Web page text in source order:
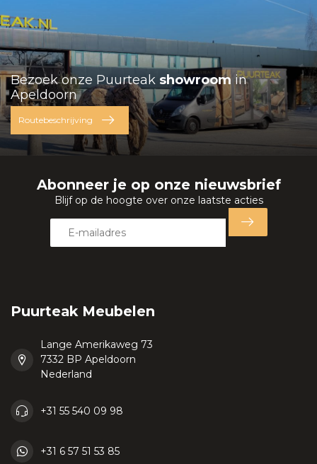
Bezoek onze Puurteak showroom in
Apeldoorn
Routebeschrijving
Abonneer je op onze nieuwsbrief
Blijf op de hoogte over onze laatste acties
Puurteak Meubelen
Lange Amerikaweg 73
7332 BP Apeldoorn
Nederland
+31 55 540 09 98
+31 6 57 51 53 85